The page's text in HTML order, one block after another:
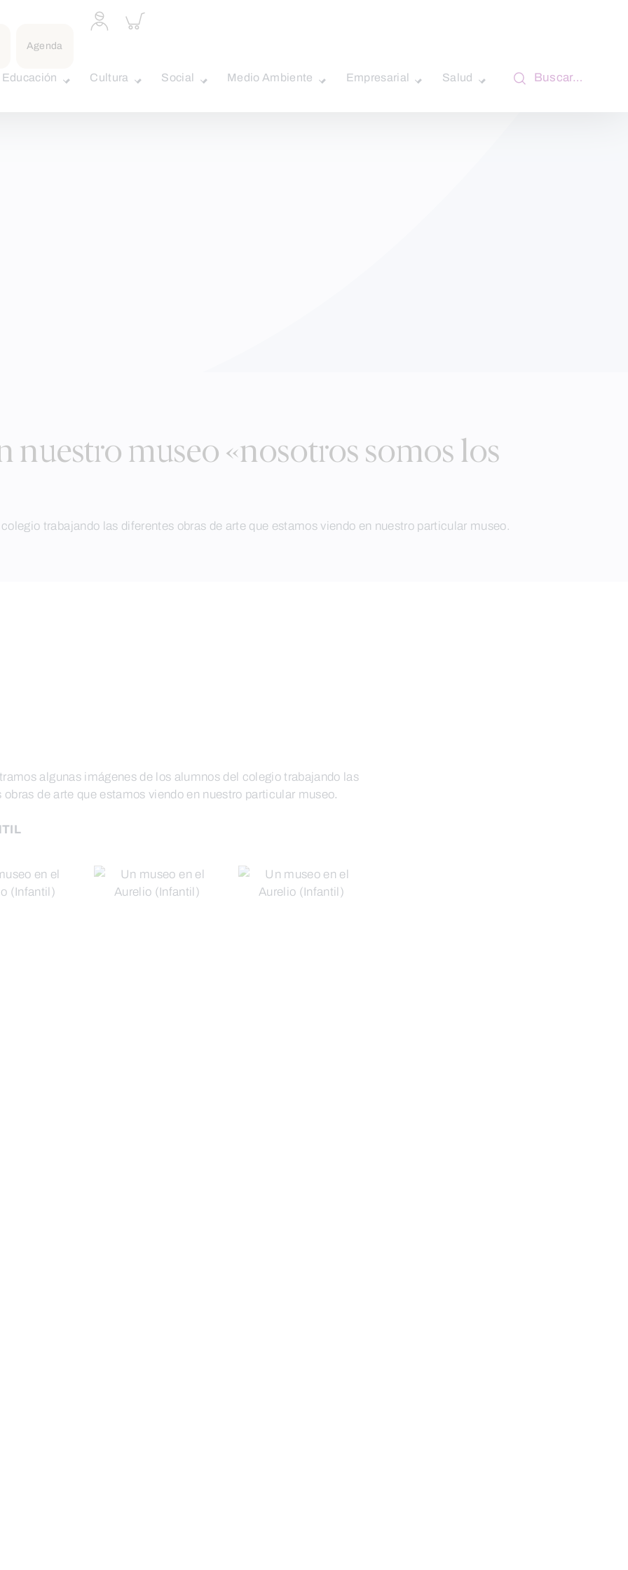
Agenda
Acceder
a
Inspeccionar
carrito
Educación Cultura Social Medio Ambiente Empresarial Salud Buscar…
nuestro museo «nosotros somos los
trabajando las diferentes obras de arte que estamos viendo en nuestro particular museo.
algunas imágenes de los alumnos del colegio trabajando las
obras de arte que estamos viendo en nuestro particular museo.